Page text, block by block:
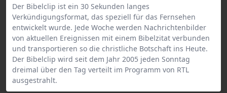
Der Bibelclip ist ein 30 Sekunden langes
Verkündigungsformat, das speziell für das Fernsehen
entwickelt wurde. Jede Woche werden Nachrichtenbilder
von aktuellen Ereignissen mit einem Bibelzitat verbunden
und transportieren so die christliche Botschaft ins Heute.
Der Bibelclip wird seit dem Jahr 2005 jeden Sonntag
dreimal über den Tag verteilt im Programm von RTL
ausgestrahlt.